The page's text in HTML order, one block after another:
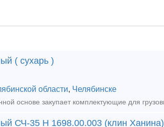
( сухарь )
области, Челябинске
СЧ-35 Н 1698.00.003 (клин Ханина)